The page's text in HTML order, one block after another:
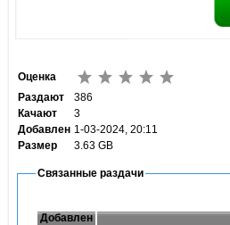
Оценка
Раздают
386
Качают
3
Добавлен 1-03-2024, 20:11
Размер
3.63 GB
Связанные раздачи
Добавлен